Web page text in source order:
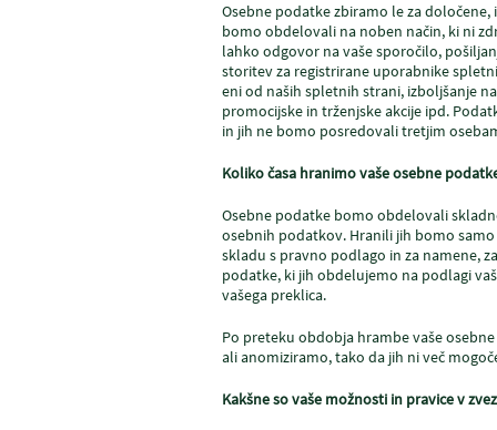
Osebne podatke zbiramo le za
bomo obdelovali na noben način, ki ni
lahko odgovor na vaše sporočilo,
storitev za registrirane uporabnike
eni od naših spletnih strani, izboljšanje
promocijske in trženjske akcije ipd.
in jih ne bomo posredovali tretjim
Koliko časa hranimo vaše osebne
Osebne podatke bomo obdelovali
osebnih podatkov. Hranili jih bomo
skladu s pravno podlago in za namene,
podatke, ki jih obdelujemo na podlagi
vašega preklica.
Po preteku obdobja hrambe vaše
ali anomiziramo, tako da jih ni več
Kakšne so vaše možnosti in pravice v